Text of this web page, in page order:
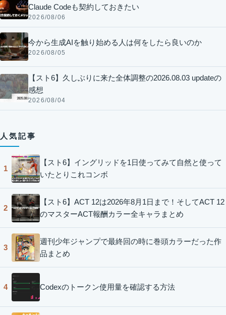
Claude Codeも契約しておきたい
2026/08/06
今から生成AIを触り始める人は何をしたら良いのか
2026/08/05
【スト6】久しぶりに来た全体調整の2026.08.03 updateの
感想
2026/08/04
人気記事
1
【スト6】イングリッドを1日使ってみて自然と使って
いたとりこれコンボ
2
【スト6】ACT 12は2026年8月1日まで！そしてACT 12
のマスターACT報酬カラー全キャラまとめ
3
週刊少年ジャンプで最終回の時に巻頭カラーだった作
品まとめ
4 Codexのトークン使用量を確認する方法